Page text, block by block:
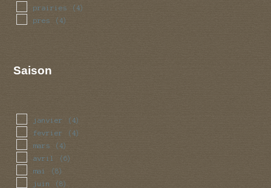
prairies (4)
pres (4)
Saison
janvier (4)
fevrier (4)
mars (4)
avril (6)
mai (8)
juin (8)